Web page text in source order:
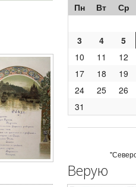
Пн Вт Ср
3
4 5
10
11 12
17
18 19
24
25 26
31
Верую